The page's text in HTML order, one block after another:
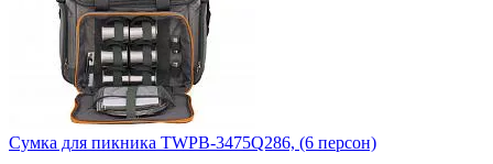
Сумка для пикника TWPB-3475Q286, (6 персон)